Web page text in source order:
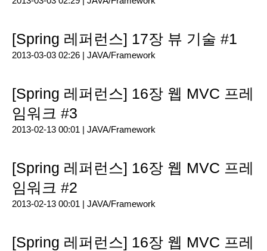
[Spring 레퍼런스] 17장 뷰 기술 #1
2013-03-03 02:26 | JAVA/Framework
[Spring 레퍼런스] 16장 웹 MVC 프레
임워크 #3
2013-02-13 00:01 | JAVA/Framework
[Spring 레퍼런스] 16장 웹 MVC 프레
임워크 #2
2013-02-13 00:01 | JAVA/Framework
[Spring 레퍼런스] 16장 웹 MVC 프레